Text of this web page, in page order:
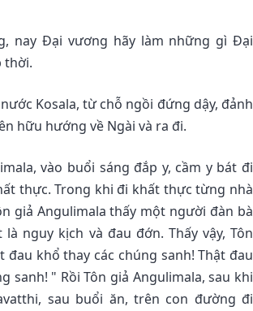
nay Ðại vương hãy làm những gì Ðại
thời.
Kosala, từ chỗ ngồi đứng dậy, đảnh
hữu hướng về Ngài và ra đi.
vào buổi sáng đắp y, cầm y bát đi
thực. Trong khi đi khất thực từng nhà
giả Angulimala thấy một người đàn bà
nguy kịch và đau đớn. Thấy vậy, Tôn
đau khổ thay các chúng sanh! Thật đau
sanh! " Rồi Tôn giả Angulimala, sau khi
sau buổi ăn, trên con đường đi